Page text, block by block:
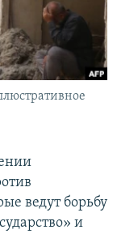
ведут борьбу
и